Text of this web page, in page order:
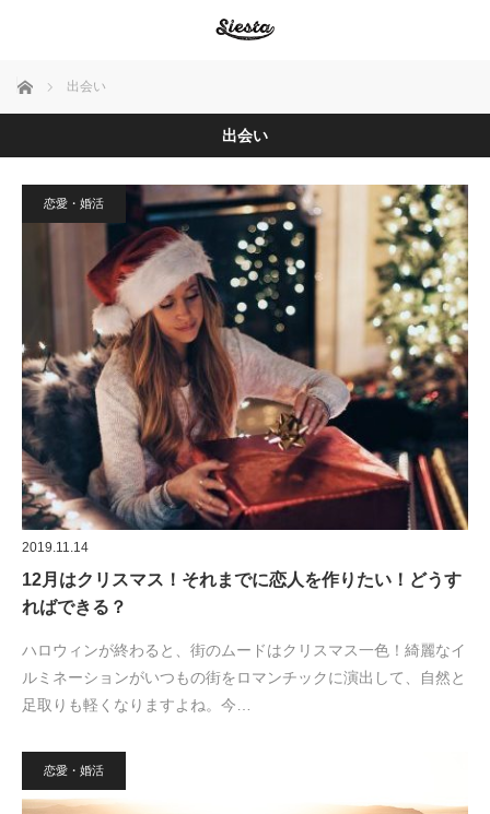
ホーム 出会い
出会い
恋愛・婚活
2019.11.14
12月はクリスマス！それまでに恋人を作りたい！どうす
ればできる？
ハロウィンが終わると、街のムードはクリスマス一色！綺麗なイ
ルミネーションがいつもの街をロマンチックに演出して、自然と
足取りも軽くなりますよね。今…
恋愛・婚活